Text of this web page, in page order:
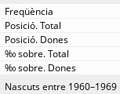
Nascuts entre 1960–1969